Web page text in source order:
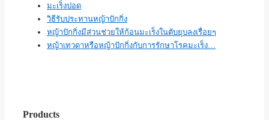
มะเร็งปอด
วิธีรับประทานหญ้าปักกิ่ง
หญ้าปักกิ่งมีส่วนช่วยให้ก้อนมะเร็งในตับยุบลงเรื่อยๆ
หญ้าเทวดาหรือหญ้าปักกิ่งกับการรักษาโรคมะเร็ง…
Products